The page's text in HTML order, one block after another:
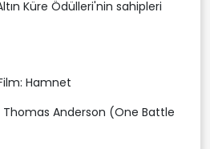
Küre Ödülleri'nin sahipleri
Hamnet
Thomas Anderson (One Battle